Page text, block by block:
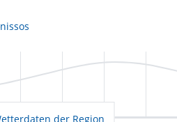
der Region